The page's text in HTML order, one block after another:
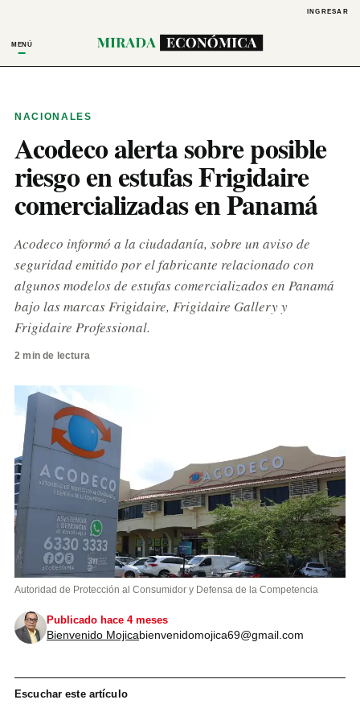
INGRESAR
MENÚ
NACIONALES
Acodeco alerta sobre posible
riesgo en estufas Frigidaire
comercializadas en Panamá
Acodeco informó a la ciudadanía, sobre un aviso de
seguridad emitido por el fabricante relacionado con
algunos modelos de estufas comercializados en Panamá
bajo las marcas Frigidaire, Frigidaire Gallery y
Frigidaire Professional.
2 min de lectura
Autoridad de Protección al Consumidor y Defensa de la Competencia
Publicado hace 4 meses
Bienvenido Mojicabienvenidomojica69@gmail.com
Escuchar este artículo